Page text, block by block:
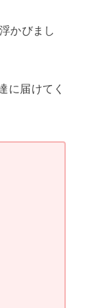
かびまし
に届けてく